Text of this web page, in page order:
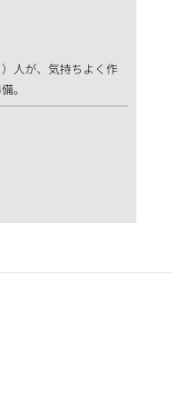
人が、気持ちよく作
。